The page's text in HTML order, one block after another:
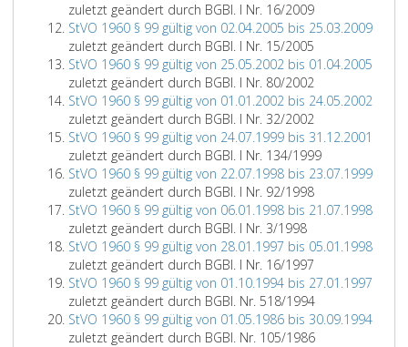
zuletzt geändert durch BGBl. I Nr. 16/2009
StVO 1960 § 99 gültig von 02.04.2005 bis 25.03.2009
zuletzt geändert durch BGBl. I Nr. 15/2005
StVO 1960 § 99 gültig von 25.05.2002 bis 01.04.2005
zuletzt geändert durch BGBl. I Nr. 80/2002
StVO 1960 § 99 gültig von 01.01.2002 bis 24.05.2002
zuletzt geändert durch BGBl. I Nr. 32/2002
StVO 1960 § 99 gültig von 24.07.1999 bis 31.12.2001
zuletzt geändert durch BGBl. I Nr. 134/1999
StVO 1960 § 99 gültig von 22.07.1998 bis 23.07.1999
zuletzt geändert durch BGBl. I Nr. 92/1998
StVO 1960 § 99 gültig von 06.01.1998 bis 21.07.1998
zuletzt geändert durch BGBl. I Nr. 3/1998
StVO 1960 § 99 gültig von 28.01.1997 bis 05.01.1998
zuletzt geändert durch BGBl. I Nr. 16/1997
StVO 1960 § 99 gültig von 01.10.1994 bis 27.01.1997
zuletzt geändert durch BGBl. Nr. 518/1994
StVO 1960 § 99 gültig von 01.05.1986 bis 30.09.1994
zuletzt geändert durch BGBl. Nr. 105/1986